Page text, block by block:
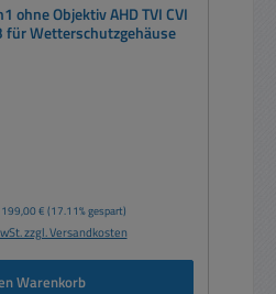
ohne Objektiv AHD TVI CVI
für Wetterschutzgehäuse
Regulärer Preis:
199,00 € (17.11% gespart)
zzgl. Versandkosten
Warenkorb